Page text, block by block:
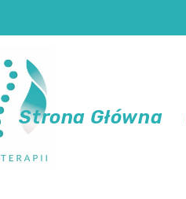
Strona Główna